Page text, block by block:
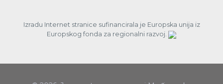
Izradu Internet stranice sufinancirala je Europska unija iz
Europskog fonda za regionalni razvoj.